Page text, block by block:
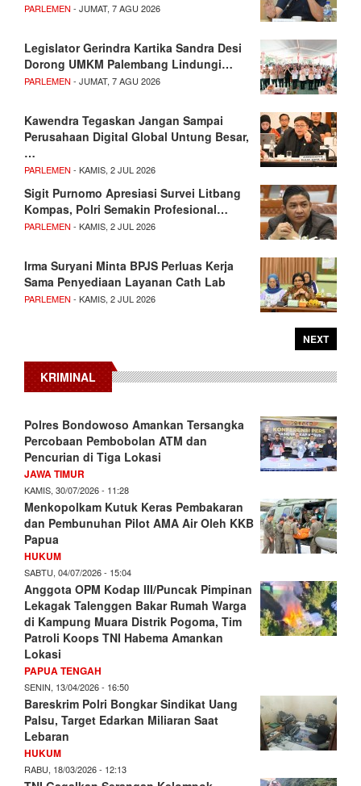
PARLEMEN - JUMAT, 7 AGU 2026
Legislator Gerindra Kartika Sandra Desi
Dorong UMKM Palembang Lindungi…
PARLEMEN - JUMAT, 7 AGU 2026
Kawendra Tegaskan Jangan Sampai
Perusahaan Digital Global Untung Besar,
…
PARLEMEN - KAMIS, 2 JUL 2026
Sigit Purnomo Apresiasi Survei Litbang
Kompas, Polri Semakin Profesional…
PARLEMEN - KAMIS, 2 JUL 2026
Irma Suryani Minta BPJS Perluas Kerja
Sama Penyediaan Layanan Cath Lab
PARLEMEN - KAMIS, 2 JUL 2026
NEXT
KRIMINAL
Polres Bondowoso Amankan Tersangka
Percobaan Pembobolan ATM dan
Pencurian di Tiga Lokasi
JAWA TIMUR
KAMIS, 30/07/2026 - 11:28
Menkopolkam Kutuk Keras Pembakaran
dan Pembunuhan Pilot AMA Air Oleh KKB
Papua
HUKUM
SABTU, 04/07/2026 - 15:04
Anggota OPM Kodap III/Puncak Pimpinan
Lekagak Talenggen Bakar Rumah Warga
di Kampung Muara Distrik Pogoma, Tim
Patroli Koops TNI Habema Amankan
Lokasi
PAPUA TENGAH
SENIN, 13/04/2026 - 16:50
Bareskrim Polri Bongkar Sindikat Uang
Palsu, Target Edarkan Miliaran Saat
Lebaran
HUKUM
RABU, 18/03/2026 - 12:13